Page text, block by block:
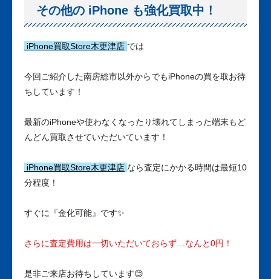
その他の iPhone も強化買取中！
iPhone買取Store木更津店 では
今回ご紹介した南房総市以外からでもiPhoneの買を取お待
ちしています！
最新のiPhoneや使わなくなったり壊れてしまった端末もど
んどん買取させていただいています！
iPhone買取Store木更津店 なら査定にかかる時間は最短10
分程度！
すぐに『金化可能』です✨
さらに査定費用は一切いただいておらず…なんと0円！
是非ご来店お待ちしています😊